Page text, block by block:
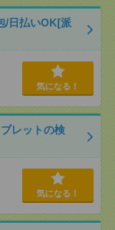
/日払いOK[派
気になる！
レットの検
気になる！